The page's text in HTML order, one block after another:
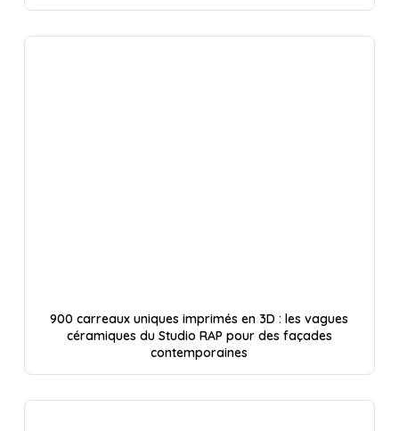
900 carreaux uniques imprimés en 3D : les vagues
céramiques du Studio RAP pour des façades
contemporaines